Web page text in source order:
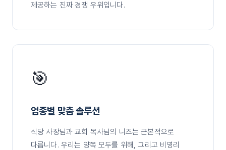
제공하는 진짜 경쟁 우위입니다.
🎯
업종별 맞춤 솔루션
식당 사장님과 교회 목사님의 니즈는 근본적으로
다릅니다. 우리는 양쪽 모두를 위해, 그리고 비영리